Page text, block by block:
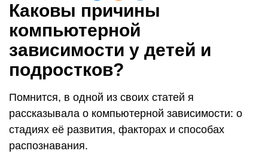
Каковы причины
компьютерной
зависимости у детей и
подростков?
Помнится, в одной из своих статей я
рассказывала о компьютерной зависимости: о
стадиях её развития, факторах и способах
распознавания.